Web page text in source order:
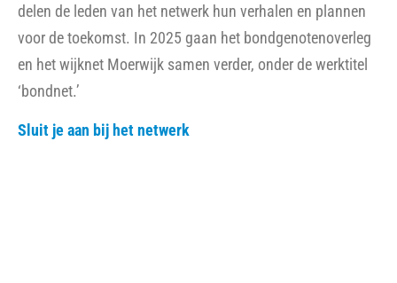
delen de leden van het netwerk hun verhalen en plannen
voor de toekomst. In 2025 gaan het bondgenotenoverleg
en het wijknet Moerwijk samen verder, onder de werktitel
‘bondnet.’
Sluit je aan bij het netwerk